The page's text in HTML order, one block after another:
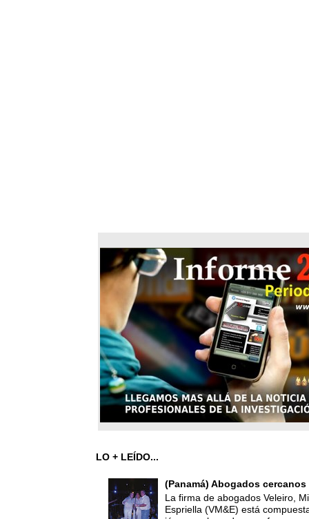
LO + LEÍDO...
(Panamá) Abogados
La firma de abogados Veleiro,
Espriella (VM&E) está